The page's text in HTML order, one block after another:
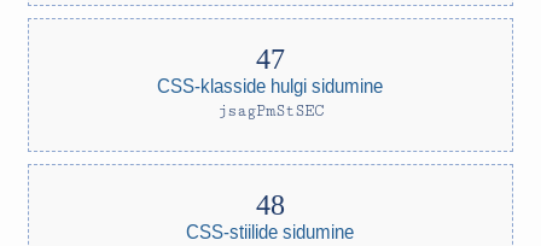
CSS-klasside hulgi sidumine
jsagPmStSEC
CSS-stiilide sidumine